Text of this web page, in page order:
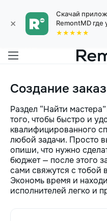
×
Скачай
RemontMD где
★★★★★
Создание
Раздел “Найти
того, чтобы быстро и
квалифицированного
любой задачи. Просто
опиши, что нужно
бюджет — после этого
сами свяжутся с тобой
Экономь время и
исполнителей легко и